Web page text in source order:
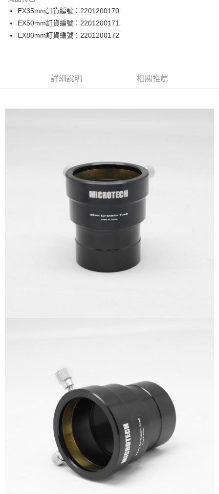
郵寄到府(台灣本島適用)
每筆NT$100，滿NT$2,000(含以上)免運費
台灣離島寄送(基本運費100元+離島加收80元)
EX35mm訂貨編號：2201200170
EX50mm訂貨編號：2201200171
EX80mm訂貨編號：2201200172
詳細說明 相關推薦